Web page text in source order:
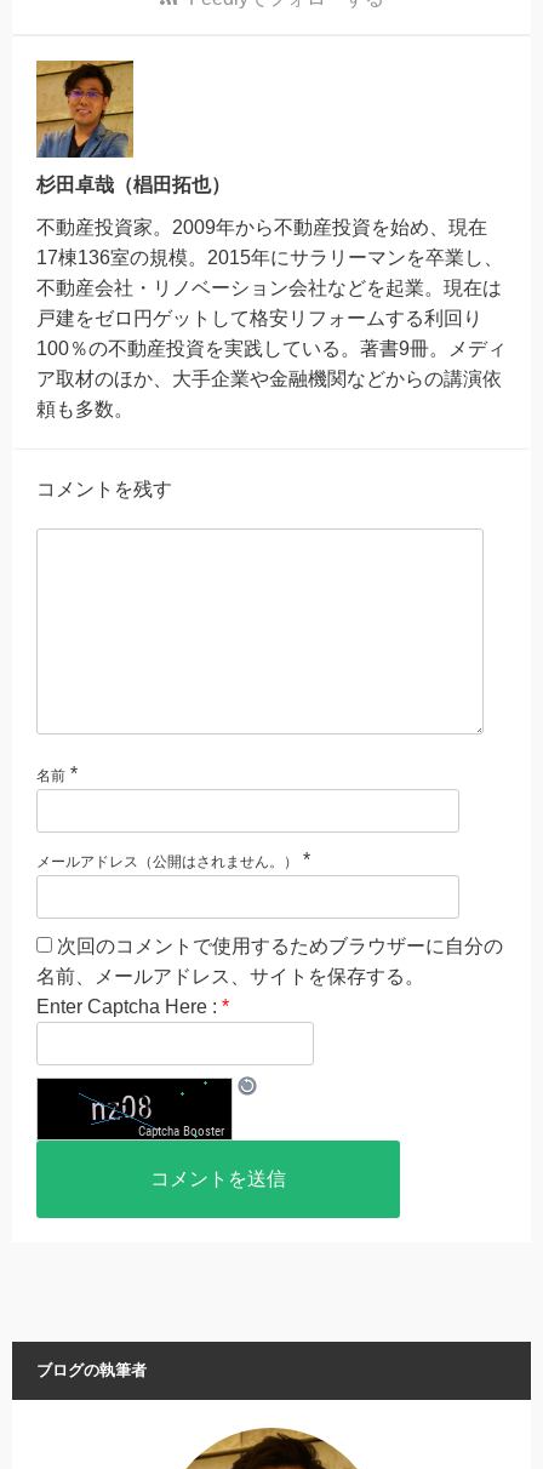
杉田卓哉（椙田拓也）
不動産投資家。2009年から不動産投資を始め、現在
17棟136室の規模。2015年にサラリーマンを卒業し、
不動産会社・リノベーション会社などを起業。現在は
戸建をゼロ円ゲットして格安リフォームする利回り
100％の不動産投資を実践している。著書9冊。メディ
ア取材のほか、大手企業や金融機関などからの講演依
頼も多数。
コメントを残す
名前 *
メールアドレス（公開はされません。） *
次回のコメントで使用するためブラウザーに自分の
名前、メールアドレス、サイトを保存する。
Enter Captcha Here : *
ブログの執筆者